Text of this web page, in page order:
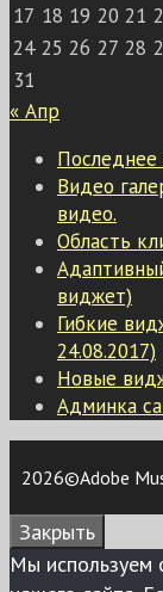
17 18 19 20 21
24 25 26 27 28
31
« Апр
Последнее
Видео
видео.
Область
виджет)
Гибкие
24.08.2017)
Новые
Админка
2026©Adobe
Закрыть
Мы используем